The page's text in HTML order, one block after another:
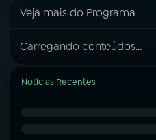
Veja mais do Programa
Carregando conteúdos...
Notícias Recentes